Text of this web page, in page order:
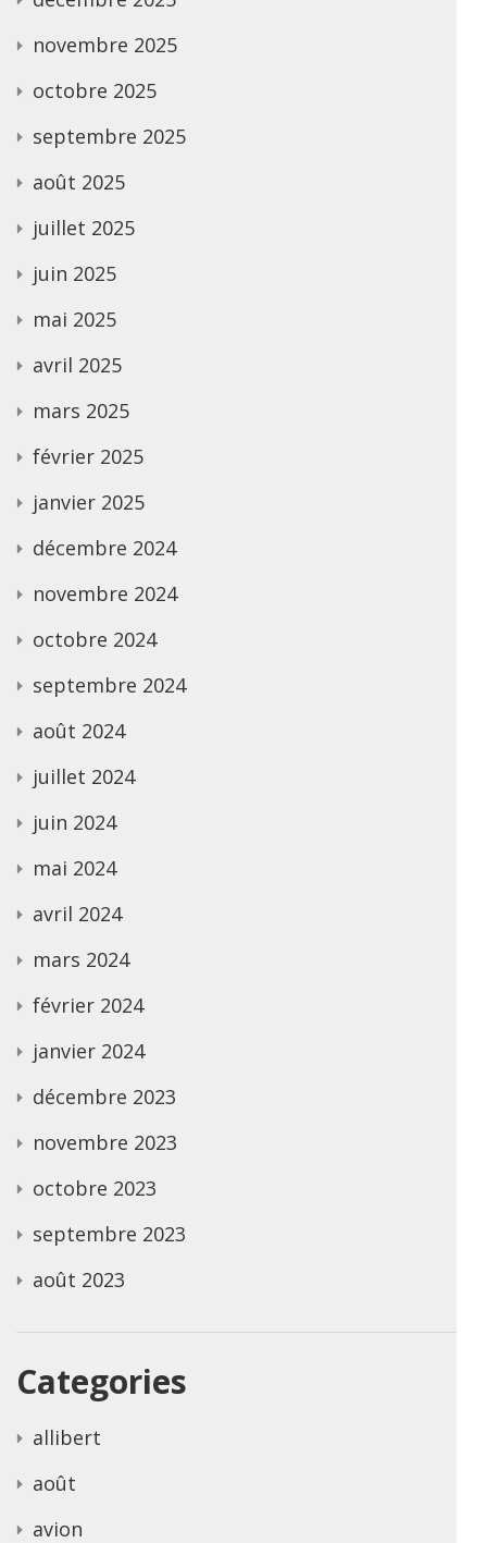
novembre 2025
octobre 2025
septembre 2025
août 2025
juillet 2025
juin 2025
mai 2025
avril 2025
mars 2025
février 2025
janvier 2025
décembre 2024
novembre 2024
octobre 2024
septembre 2024
août 2024
juillet 2024
juin 2024
mai 2024
avril 2024
mars 2024
février 2024
janvier 2024
décembre 2023
novembre 2023
octobre 2023
septembre 2023
août 2023
Categories
allibert
août
avion